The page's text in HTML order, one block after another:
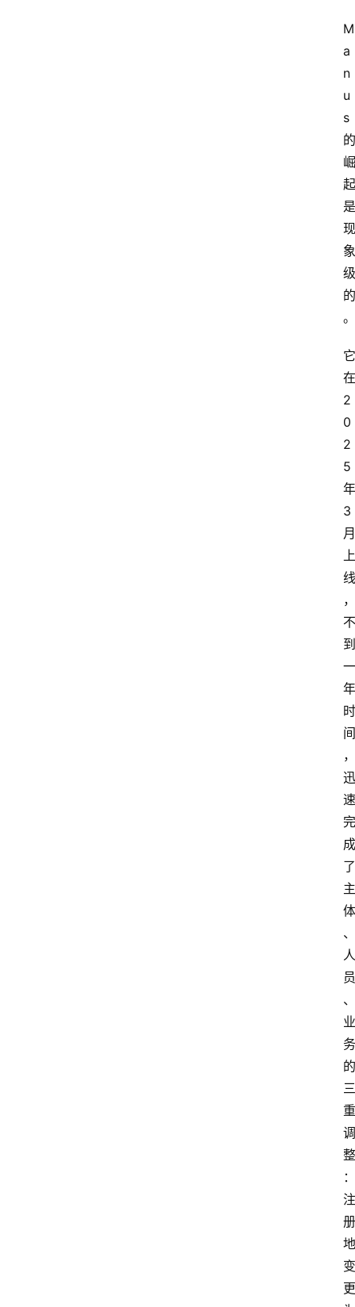
M
a
n
u
s
的
崛
起
是
现
象
级
的
。
它
在
2
0
2
5
年
3
月
上
线
，
不
到
一
年
时
间
，
迅
速
完
成
了
主
体
、
人
员
、
业
务
的
三
重
调
整
：
注
册
地
变
更